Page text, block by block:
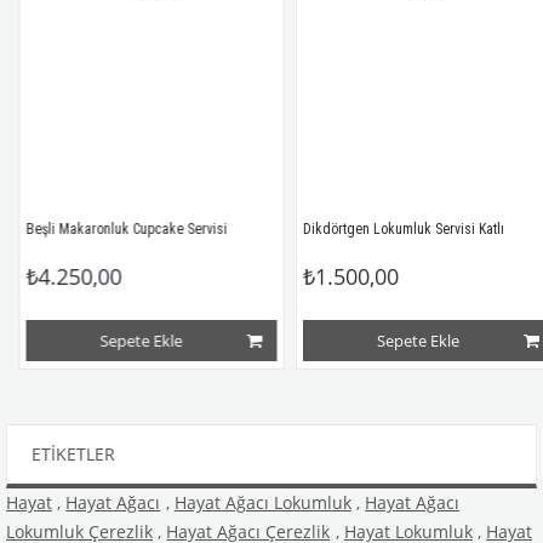
Beşli Makaronluk Cupcake Servisi
₺4.250,00
Sepete Ekle
Dikdörtgen Lokumluk Servisi Katlı
₺1.500,00
Sepete Ekle
ETIKETLER
Hayat , Hayat Ağacı , Hayat Ağacı Lokumluk , Hayat Ağacı
Lokumluk Çerezlik , Hayat Ağacı Çerezlik , Hayat Lokumluk , Hayat